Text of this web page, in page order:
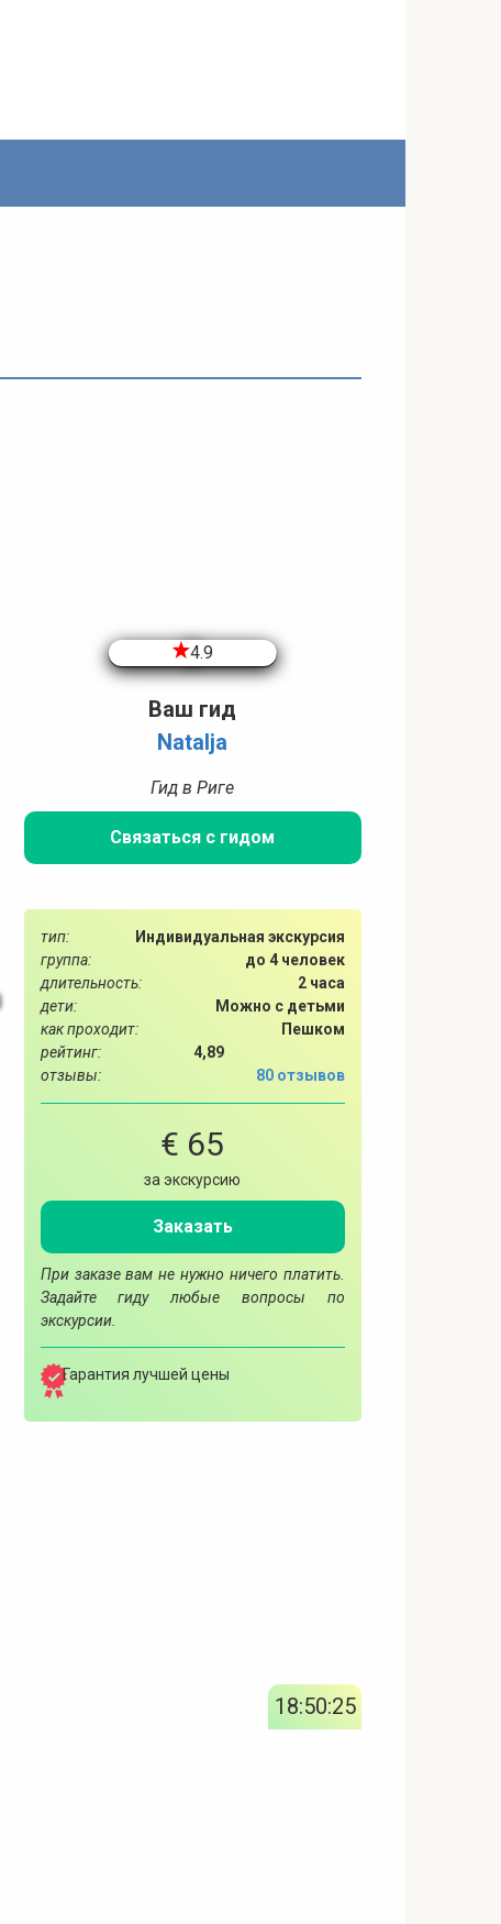
4.9
Ваш гид
Natalja
Гид в Риге
Связаться с гидом
тип:
Индивидуальная экскурсия
группа:
до 4 человек
длительность:
2 часа
дети:
Можно с детьми
как проходит:
Пешком
рейтинг:
4,89
отзывы:
80 отзывов
€ 65
за экскурсию
Заказать
При заказе вам не нужно ничего платить.
Задайте гиду любые вопросы по
экскурсии.
Гарантия лучшей цены
18:50:26